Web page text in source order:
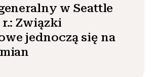
w Seattle
r.: Związki
jednoczą się na